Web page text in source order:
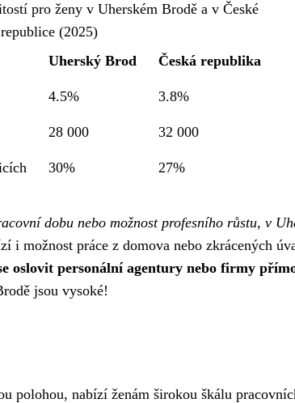
pro ženy v Uherském Brodě a v České
republice (2025)
Uherský Brod Česká republika
4.5% 3.8%
28 000 32 000
30% 27%
dobu nebo možnost profesního růstu, v
i možnost práce z domova nebo zkrácených
oslovit personální agentury nebo firmy
jsou vysoké!
polohou, nabízí ženám širokou škálu